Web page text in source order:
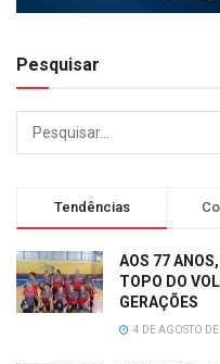
Pesquisar
Tendências
AOS 77
TOPO DO
GERAÇÕES
4 DE AGOSTO